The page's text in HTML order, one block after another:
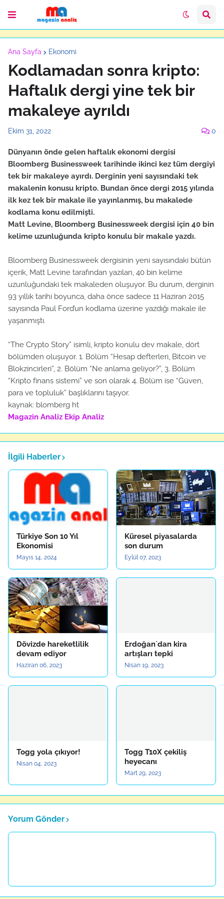
Ana Sayfa Ekonomi
Kodlamadan sonra kripto:
Haftalık dergi yine tek bir
makaleye ayrıldı
Ekim 31, 2022 0
Dünyanın önde gelen haftalık ekonomi dergisi
Bloomberg Businessweek tarihinde ikinci kez tüm dergiyi
tek bir makaleye ayırdı. Derginin yeni sayısındaki tek
makalenin konusu kripto. Bundan önce dergi 2015 yılında
ilk kez tek bir makale ile yayınlanmış, bu makalede
kodlama konu edilmişti.
Matt Levine, Bloomberg Businessweek dergisi için 40 bin
kelime uzunluğunda kripto konulu bir makale yazdı.
Bloomberg Businessweek dergisinin yeni sayısındaki bütün
içerik, Matt Levine tarafından yazılan, 40 bin kelime
uzunluğundaki tek makaleden oluşuyor. Bu durum, derginin
93 yıllık tarihi boyunca, daha önce sadece 11 Haziran 2015
sayısında Paul Ford’un kodlama üzerine yazdığı makale ile
yaşanmıştı.
“The Crypto Story” isimli, kripto konulu dev makale, dört
bölümden oluşuyor. 1. Bölüm “Hesap defterleri, Bitcoin ve
Blokzincirleri”, 2. Bölüm “Ne anlama geliyor?”, 3. Bölüm
“Kripto finans sistemi” ve son olarak 4. Bölüm ise “Güven,
para ve topluluk” başlıklarını taşıyor.
kaynak: blomberg ht
Magazin Analiz Ekip Analiz
İlgili Haberler
Türkiye Son 10 Yıl
Ekonomisi
Mayıs 14, 2024
Küresel piyasalarda
son durum
Eylül 07, 2023
Dövizde hareketlilik
devam ediyor
Haziran 06, 2023
Erdoğan`dan kira
artışları tepki
Nisan 19, 2023
Togg yola çıkıyor!
Nisan 04, 2023
Togg T10X çekiliş
heyecanı
Mart 29, 2023
Yorum Gönder